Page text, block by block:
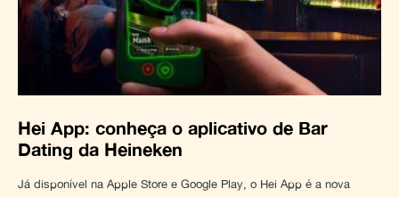
Hei App: conheça o aplicativo de Bar
Dating da Heineken
Já disponível na Apple Store e Google Play, o Hei App é a nova